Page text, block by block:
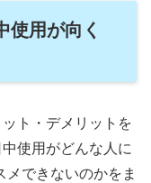
使用が向く
ト・デメリットを
使用がどんな人に
できないのかをま